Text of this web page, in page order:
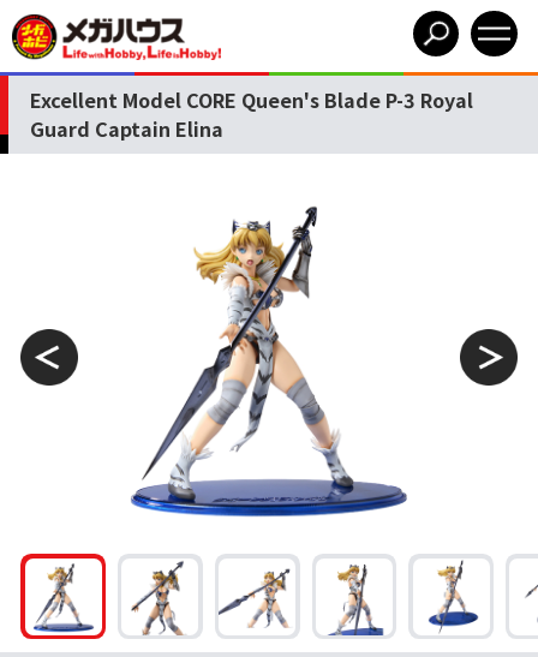
Excellent Model CORE Queen's Blade P-3 Royal
Guard Captain Elina